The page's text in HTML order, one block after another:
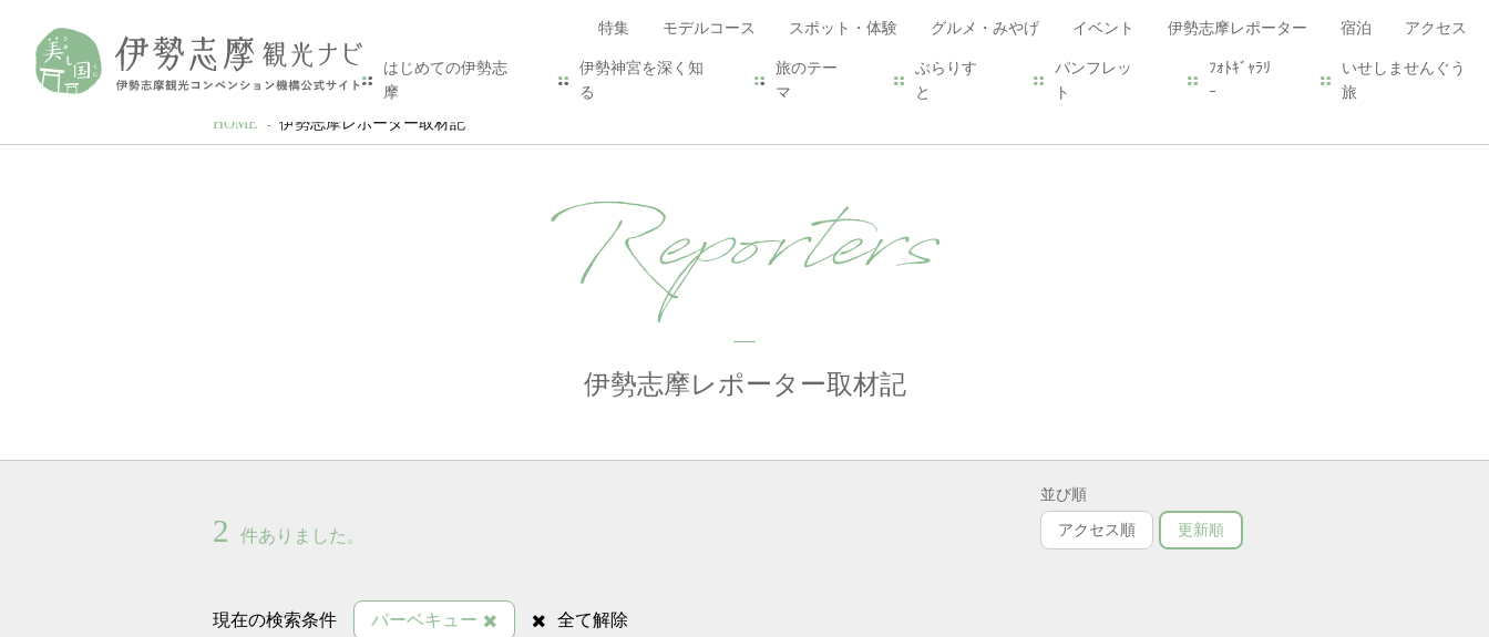
特集 モデルコース スポット・体験 グルメ・みやげ イベント 伊勢志摩レポーター 宿泊 アクセス
はじめての伊勢志
摩
伊勢神宮を深く知
る
旅のテー
マ
ぶらりす
と
パンフレッ
ト
ﾌｫﾄｷﾞｬﾗﾘ
ｰ
いせしませんぐう
旅
HOME 伊勢志摩レポーター取材記
Reporters
伊勢志摩レポーター取材記
2 件ありました。
並び順
アクセス順 更新順
現在の検索条件 バーベキュー 全て解除